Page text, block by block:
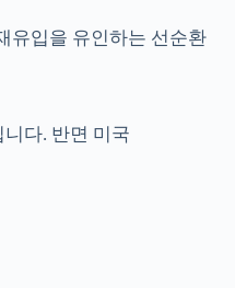
유입을 유인하는 선순환
다. 반면 미국